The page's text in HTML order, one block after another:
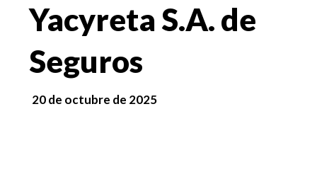
Yacyreta S.A. de
Seguros
20 de octubre de 2025